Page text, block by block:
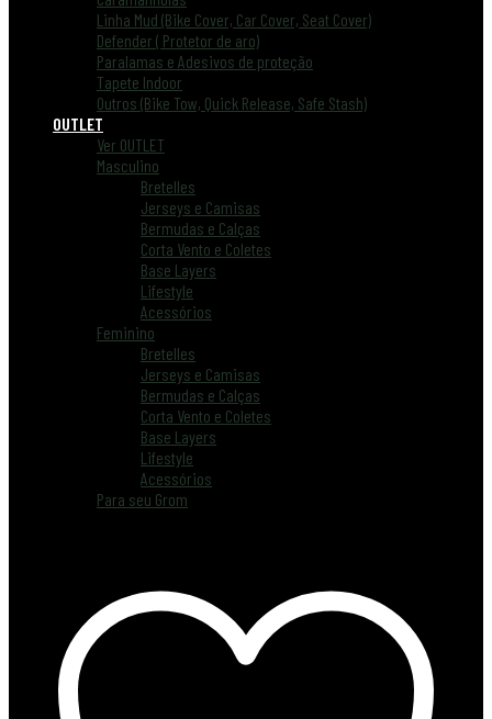
Linha Mud (Bike Cover, Car Cover, Seat Cover)
Defender ( Protetor de aro)
Paralamas e Adesivos de proteção
Tapete Indoor
Outros (Bike Tow, Quick Release, Safe Stash)
OUTLET
Ver OUTLET
Masculino
Bretelles
Jerseys e Camisas
Bermudas e Calças
Corta Vento e Coletes
Base Layers
Lifestyle
Acessórios
Feminino
Bretelles
Jerseys e Camisas
Bermudas e Calças
Corta Vento e Coletes
Base Layers
Lifestyle
Acessórios
Para seu Grom